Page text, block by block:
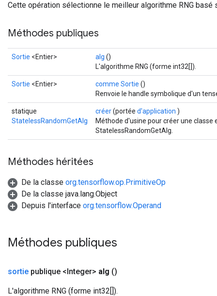
Cette opération sélectionne le meilleur algorithme RNG basé
Méthodes publiques
Sortie <Entier> alg ()
L'algorithme RNG (forme int32[]).
Sortie <Entier> comme Sortie ()
Renvoie le handle symbolique d'un
statique
StatelessRandomGetAlg
créer(portée d'application )
Méthode d'usine pour créer une
StatelessRandomGetAlg.
Méthodes héritées
De la classe org.tensorflow.op.PrimitiveOp
De la classe java.lang.Object
Depuis l'interface org.tensorflow.Operand
Méthodes publiques
sortie publique <Integer> alg ()
L'algorithme RNG (forme int32[]).